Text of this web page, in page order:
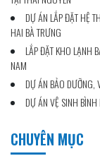
DỰ ÁN LẮP ĐẶT HỆ
HAI BÀ TRƯNG
LẮP ĐẶT KHO LẠNH
NAM
DỰ ÁN BẢO DƯỠNG,
DỰ ÁN VỆ SINH
CHUYÊN MỤC